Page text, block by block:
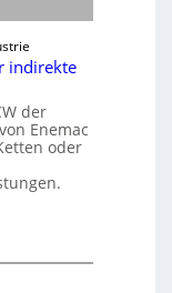
indirekte
der
Enemac
oder